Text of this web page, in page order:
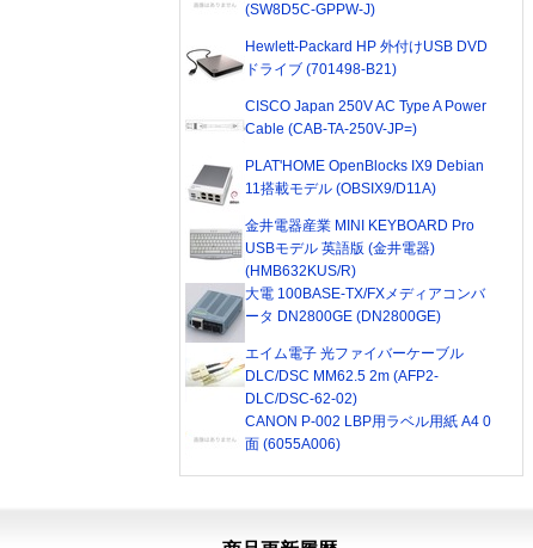
(SW8D5C-GPPW-J)
Hewlett-Packard HP 外付けUSB DVD
ドライブ (701498-B21)
CISCO Japan 250V AC Type A Power
Cable (CAB-TA-250V-JP=)
PLAT'HOME OpenBlocks IX9 Debian
11搭載モデル (OBSIX9/D11A)
金井電器産業 MINI KEYBOARD Pro
USBモデル 英語版 (金井電器)
(HMB632KUS/R)
大電 100BASE-TX/FXメディアコンバ
ータ DN2800GE (DN2800GE)
エイム電子 光ファイバーケーブル
DLC/DSC MM62.5 2m (AFP2-
DLC/DSC-62-02)
CANON P-002 LBP用ラベル用紙 A4 0
面 (6055A006)